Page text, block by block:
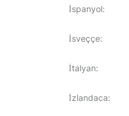
İspanyol:
İsveççe:
İtalyan:
İzlandaca: